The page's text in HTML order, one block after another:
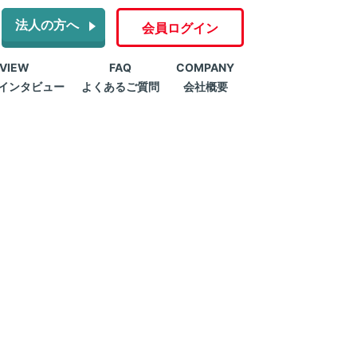
法人の方へ 会員ログイン
ンタビュー
FAQ
よくあるご質問
COMPANY
会社概要